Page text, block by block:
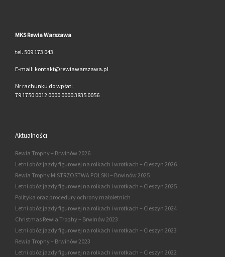
MKS Rewia Warszawa
tel. 509 173 043
E-mail: kontakt@rewiawarszawa.pl
Nr rachunku do wpłat:
79 1750 0012 0000 0000 3835 0056
Aktualności
Rewia Trophy – Brwinów 2026
Letni obóz jazdy figurowej na rolkach i wrotkach – Cieszyn 2026
Rewia Trophy MISTRZOSTWA POLSKI – Brwinów 2025
Letni obóz jazdy figurowej na rolkach i wrotkach – Cieszyn 2025
Polityka oraz procedury ochrony małoletnich
Letni obóz jazdy figurowej na rolkach i wrotkach – Cieszyn 2024
Christmas Rewia Trophy – Brwinów 2023
Letni obóz jazdy figurowej na rolkach i wrotkach – Cieszyn 2023
Rewia Trophy – Brwinów 2023
Letni obóz jazdy figurowej na rolkach i wrotkach – Cieszyn 2022